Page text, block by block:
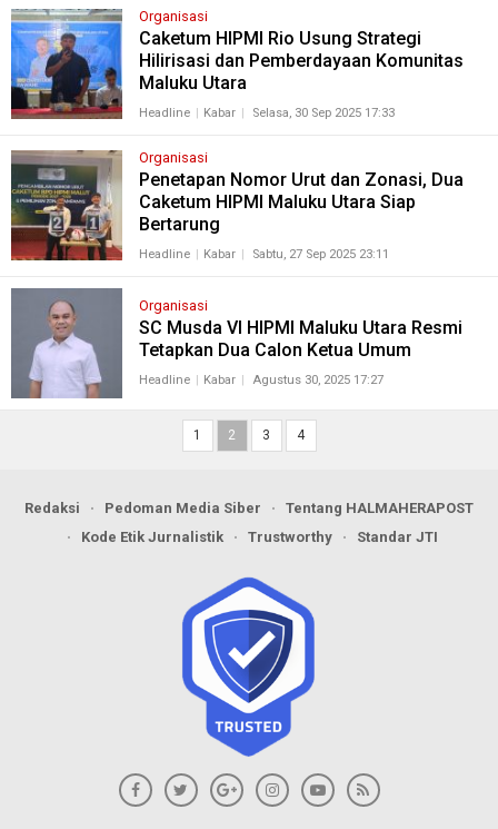
Organisasi
Caketum HIPMI Rio Usung Strategi
Hilirisasi dan Pemberdayaan Komunitas
Maluku Utara
Headline Kabar Selasa, 30 Sep 2025 17:33
Organisasi
Penetapan Nomor Urut dan Zonasi, Dua
Caketum HIPMI Maluku Utara Siap
Bertarung
Headline Kabar Sabtu, 27 Sep 2025 23:11
Organisasi
SC Musda VI HIPMI Maluku Utara Resmi
Tetapkan Dua Calon Ketua Umum
Headline Kabar Agustus 30, 2025 17:27
1 2 3 4
Redaksi Pedoman Media Siber
Tentang HALMAHERAPOST
Kode Etik Jurnalistik
Trustworthy Standar JTI